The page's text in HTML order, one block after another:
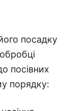
посадку
посівних
порядку: